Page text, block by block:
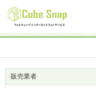
販売業者